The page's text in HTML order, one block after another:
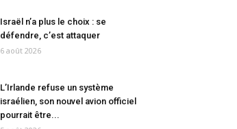
Israël n’a plus le choix : se
défendre, c’est attaquer
6 août 2026
L’Irlande refuse un système
israélien, son nouvel avion officiel
pourrait être...